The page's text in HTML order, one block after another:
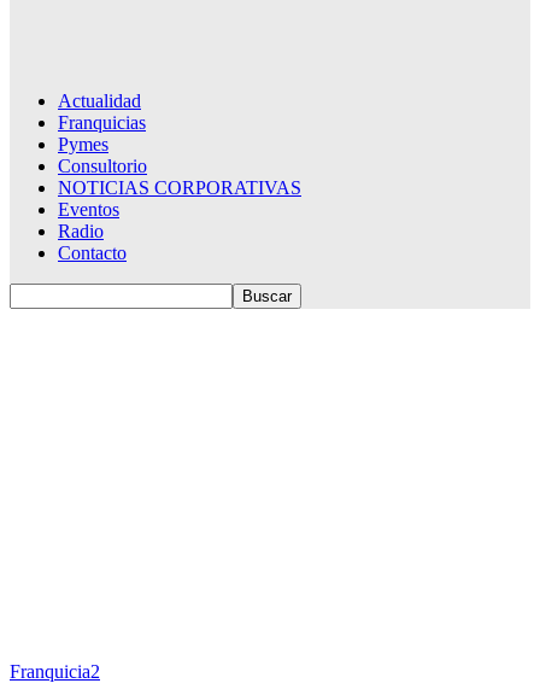
Actualidad
Franquicias
Pymes
Consultorio
NOTICIAS CORPORATIVAS
Eventos
Radio
Contacto
Franquicia2